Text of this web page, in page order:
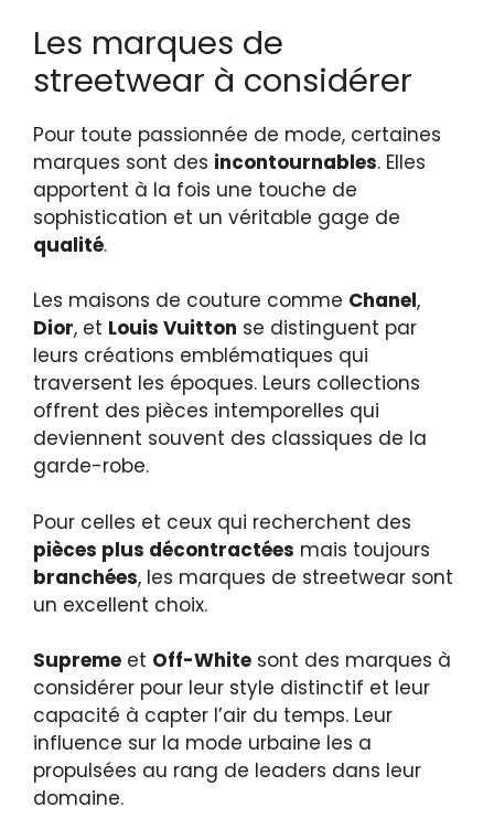
Les marques de
streetwear à considérer
Pour toute passionnée de mode, certaines
marques sont des incontournables. Elles
apportent à la fois une touche de
sophistication et un véritable gage de
qualité.
Les maisons de couture comme Chanel,
Dior, et Louis Vuitton se distinguent par
leurs créations emblématiques qui
traversent les époques. Leurs collections
offrent des pièces intemporelles qui
deviennent souvent des classiques de la
garde-robe.
Pour celles et ceux qui recherchent des
pièces plus décontractées mais toujours
branchées, les marques de streetwear sont
un excellent choix.
Supreme et Off-White sont des marques à
considérer pour leur style distinctif et leur
capacité à capter l’air du temps. Leur
influence sur la mode urbaine les a
propulsées au rang de leaders dans leur
domaine.